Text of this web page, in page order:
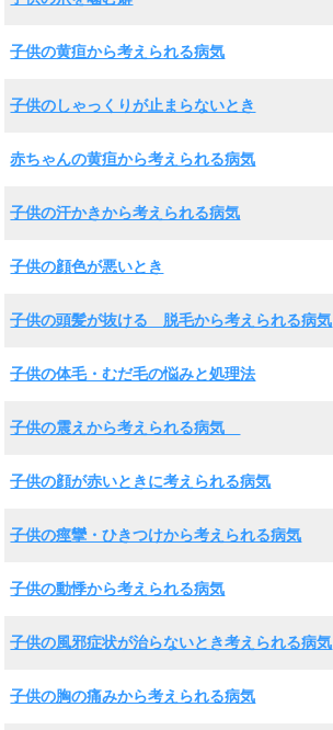
子供の黄疸から考えられる病気
子供のしゃっくりが止まらないとき
赤ちゃんの黄疸から考えられる病気
子供の汗かきから考えられる病気
子供の顔色が悪いとき
子供の頭髪が抜ける 脱毛から考えられる病気
子供の体毛・むだ毛の悩みと処理法
子供の震えから考えられる病気
子供の顔が赤いときに考えられる病気
子供の痙攣・ひきつけから考えられる病気
子供の動悸から考えられる病気
子供の風邪症状が治らないとき考えられる病気
子供の胸の痛みから考えられる病気